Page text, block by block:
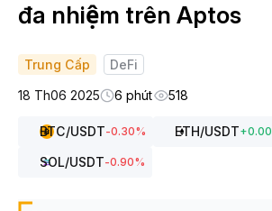
đa nhiệm trên Aptos
Trung Cấp
DeFi
18 Th06 2025
6 phút 518
BTC/USDT-0.30% ETH/USDT+0.00
SOL/USDT-0.90%